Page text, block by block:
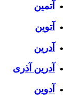
آتمین
آتوین
آدرین
آدرین آذری
آدوین